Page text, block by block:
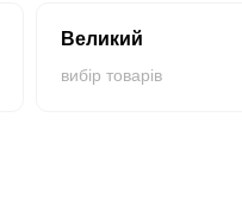
Великий
вибір товарів